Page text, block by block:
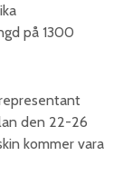
på 1300
den 22-26
kommer vara